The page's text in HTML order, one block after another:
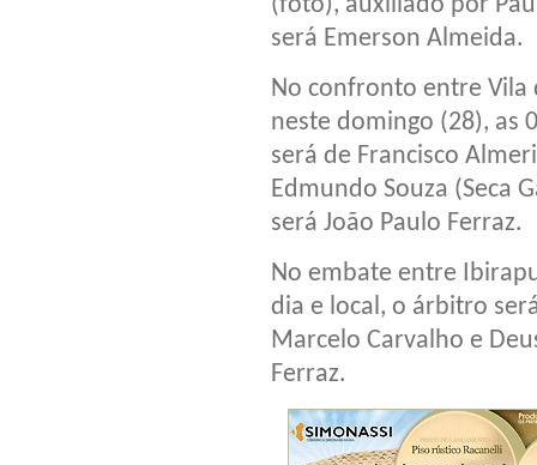
será Emerson Almeida.
No confronto entre Vila
neste domingo (28), as
será de Francisco
Edmundo Souza (Seca
será João Paulo Ferraz.
No embate entre
dia e local, o árbitro
Marcelo Carvalho e
Ferraz.